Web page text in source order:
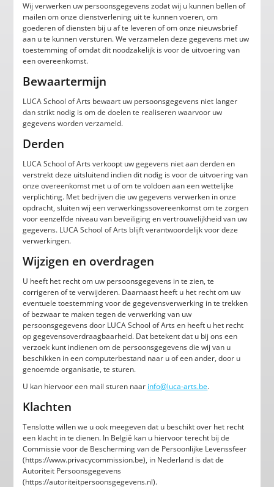
Wij verwerken uw persoonsgegevens zodat wij u kunnen bellen of
mailen om onze dienstverlening uit te kunnen voeren, om
goederen of diensten bij u af te leveren of om onze nieuwsbrief
aan u te kunnen versturen. We verzamelen deze gegevens met uw
toestemming of omdat dit noodzakelijk is voor de uitvoering van
een overeenkomst.
Bewaartermijn
LUCA School of Arts bewaart uw persoonsgegevens niet langer
dan strikt nodig is om de doelen te realiseren waarvoor uw
gegevens worden verzameld.
Derden
LUCA School of Arts verkoopt uw gegevens niet aan derden en
verstrekt deze uitsluitend indien dit nodig is voor de uitvoering van
onze overeenkomst met u of om te voldoen aan een wettelijke
verplichting. Met bedrijven die uw gegevens verwerken in onze
opdracht, sluiten wij een verwerkingssovereenkomst om te zorgen
voor eenzelfde niveau van beveiliging en vertrouwelijkheid van uw
gegevens. LUCA School of Arts blijft verantwoordelijk voor deze
verwerkingen.
Wijzigen en overdragen
U heeft het recht om uw persoonsgegevens in te zien, te
corrigeren of te verwijderen. Daarnaast heeft u het recht om uw
eventuele toestemming voor de gegevensverwerking in te trekken
of bezwaar te maken tegen de verwerking van uw
persoonsgegevens door LUCA School of Arts en heeft u het recht
op gegevensoverdraagbaarheid. Dat betekent dat u bij ons een
verzoek kunt indienen om de persoonsgegevens die wij van u
beschikken in een computerbestand naar u of een ander, door u
genoemde organisatie, te sturen.
U kan hiervoor een mail sturen naar info@luca-arts.be.
Klachten
Tenslotte willen we u ook meegeven dat u beschikt over het recht
een klacht in te dienen. In België kan u hiervoor terecht bij de
Commissie voor de Bescherming van de Persoonlijke Levenssfeer
(https://www.privacycommission.be), in Nederland is dat de
Autoriteit Persoonsgegevens
(https://autoriteitpersoonsgegevens.nl).